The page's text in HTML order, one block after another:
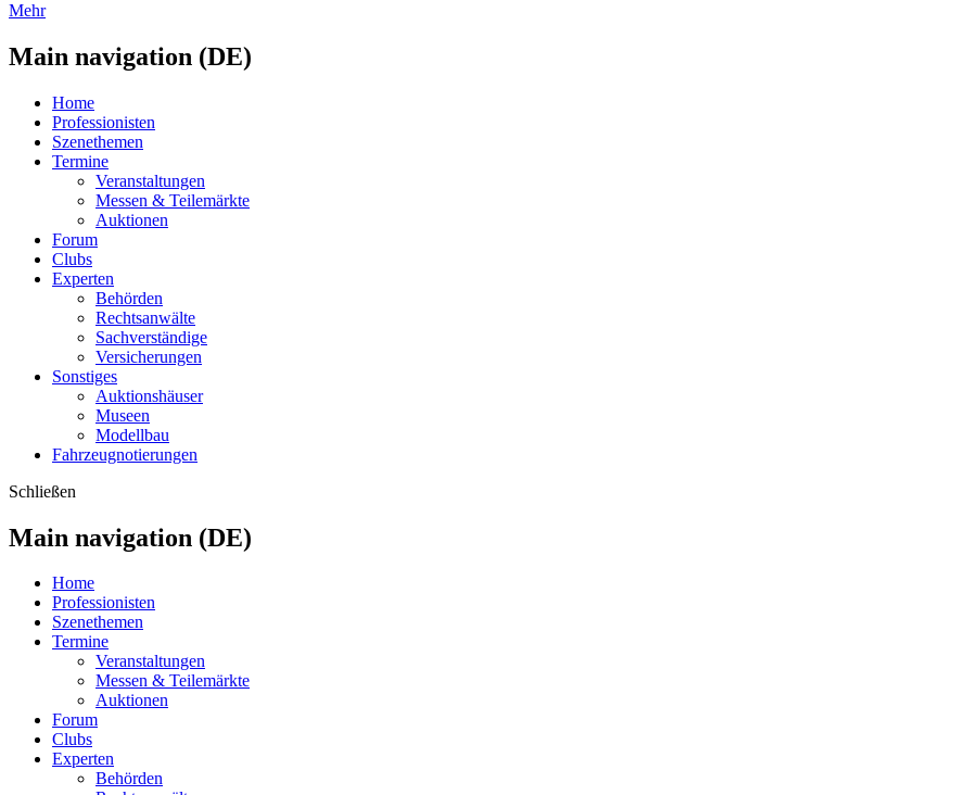
Mehr
Main navigation (DE)
Home
Professionisten
Szenethemen
Termine
Veranstaltungen
Messen & Teilemärkte
Auktionen
Forum
Clubs
Experten
Behörden
Rechtsanwälte
Sachverständige
Versicherungen
Sonstiges
Auktionshäuser
Museen
Modellbau
Fahrzeugnotierungen
Schließen
Main navigation (DE)
Home
Professionisten
Szenethemen
Termine
Veranstaltungen
Messen & Teilemärkte
Auktionen
Forum
Clubs
Experten
Behörden